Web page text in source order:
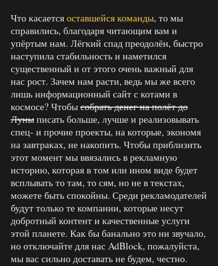
Что касаетсяоставшейся команды, то мы
справились, благодаря читающим вам и
упёртым нам. Лёгкий спад преодолён, быстро
наступила стабильность и наметился
существенный и от этого очень важный для
нас рост. Зачем нам расти, ведь мы же всего
лишь информационный сайт с котами в
космосе? Чтобысобрать денег на полёт до
Луныписать больше, лучше и реализовывать
спец- и прочие проекты, на которые, экономя
на завтраках, не накопить. Чтобы приблизить
этот момент мы ввязались в рекламную
историю, которая в том или ином виде будет
всплывать то там, то сям, но не в текстах,
можете быть спокойны. Среди рекламодателей
будут только те компании, которые несут
добротный контент и качественные услуги
этой планете. Как бы банально это ни звучало,
но отключайте для нас AdBlock, пожалуйста,
мы вас сильно доставать не будем, честно.